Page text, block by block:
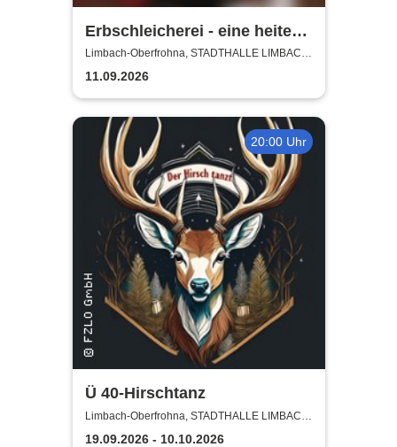
Erbschleicherei - eine heitere
Rechtsberatung
Limbach-Oberfrohna, STADTHALLE LIMBACH-
OBERFROHNA
11.09.2026
20:00 Uhr
Ü 40-Hirschtanz
Limbach-Oberfrohna, STADTHALLE LIMBACH-
OBERFROHNA
19.09.2026 - 10.10.2026